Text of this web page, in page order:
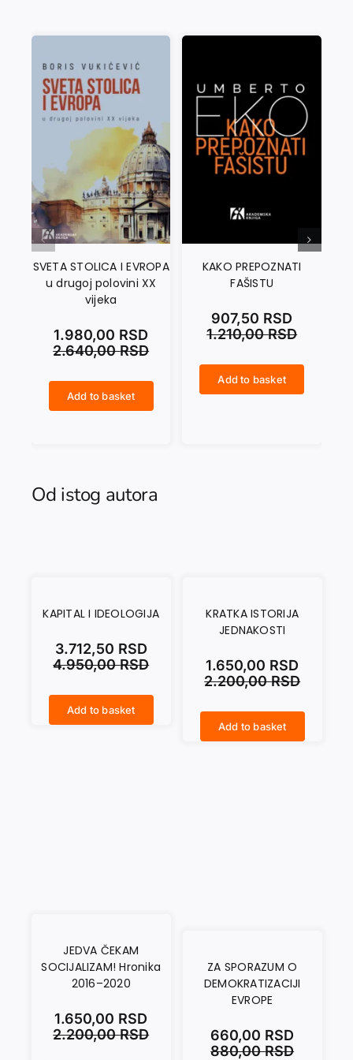
SVETA STOLICA I EVROPA
u drugoj polovini XX
vijeka
2.640,00RSD
1.980,00 RSD
Add to basket
KAKO PREPOZNATI
FAŠISTU
1.210,00RSD
907,50 RSD
Add to basket
Od istog autora
KAPITAL I IDEOLOGIJA
4.950,00RSD
3.712,50 RSD
Add to basket
KRATKA ISTORIJA
JEDNAKOSTI
2.200,00RSD
1.650,00 RSD
Add to basket
JEDVA ČEKAM
SOCIJALIZAM! Hronika
2016–2020
2.200,00RSD
1.650,00 RSD
ZA SPORAZUM O
DEMOKRATIZACIJI
EVROPE
880,00RSD
660,00 RSD